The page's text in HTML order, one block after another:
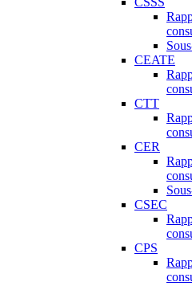
CEATE
CTT
CER
CSEC
CPS